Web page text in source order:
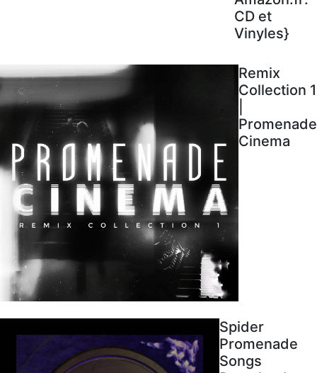
CD et
Vinyles}
Remix
Collection 1
Promenade
Cinema
Spider
Promenade
Songs